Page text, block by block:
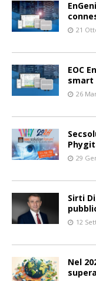
21
EOC
smart
26
29
Sirti
12
Nel